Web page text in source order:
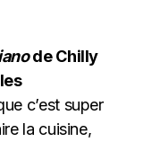
de Chilly
c’est super
la cuisine,